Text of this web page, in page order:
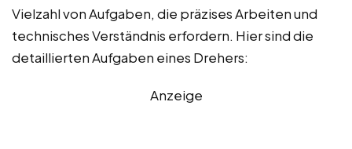
Vielzahl von Aufgaben, die präzises Arbeiten und
technisches Verständnis erfordern. Hier sind die
detaillierten Aufgaben eines Drehers:
Anzeige